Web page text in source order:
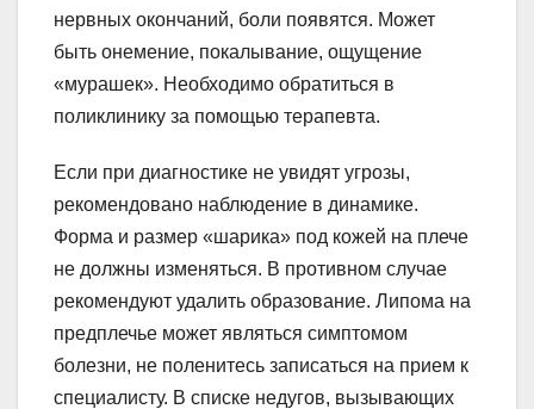
нервных окончаний, боли появятся. Может
быть онемение, покалывание, ощущение
«мурашек». Необходимо обратиться в
поликлинику за помощью терапевта.
Если при диагностике не увидят угрозы,
рекомендовано наблюдение в динамике.
Форма и размер «шарика» под кожей на плече
не должны изменяться. В противном случае
рекомендуют удалить образование. Липома на
предплечье может являться симптомом
болезни, не поленитесь записаться на прием к
специалисту. В списке недугов, вызывающих